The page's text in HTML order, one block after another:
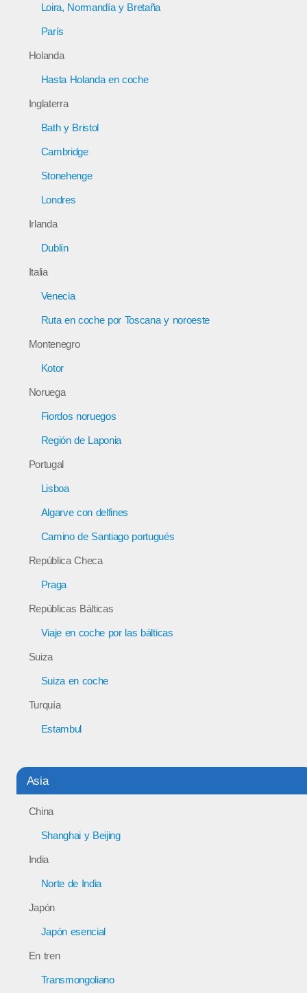
Loira, Normandía y Bretaña
París
Holanda
Hasta Holanda en coche
Inglaterra
Bath y Bristol
Cambridge
Stonehenge
Londres
Irlanda
Dublín
Italia
Venecia
Ruta en coche por Toscana y noroeste
Montenegro
Kotor
Noruega
Fiordos noruegos
Región de Laponia
Portugal
Lisboa
Algarve con delfines
Camino de Santiago portugués
República Checa
Praga
Repúblicas Bálticas
Viaje en coche por las bálticas
Suiza
Suiza en coche
Turquía
Estambul
Asia
China
Shanghai y Beijing
India
Norte de India
Japón
Japón esencial
En tren
Transmongoliano